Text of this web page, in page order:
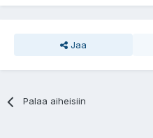
Jaa
Palaa aiheisiin